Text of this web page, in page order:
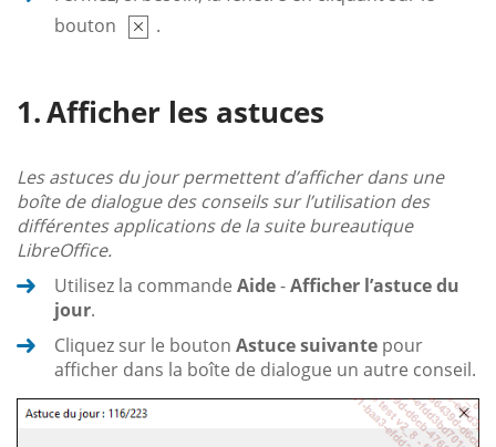
bouton
.
Afficher les astuces
Les astuces du jour permettent d’afficher dans une
boîte de dialogue des conseils sur l’utilisation des
différentes applications de la suite bureautique
LibreOffice.
Utilisez la commande Aide-Afficher l’astuce du
jour.
Cliquez sur le bouton Astuce suivante pour
afficher dans la boîte de dialogue un autre conseil.